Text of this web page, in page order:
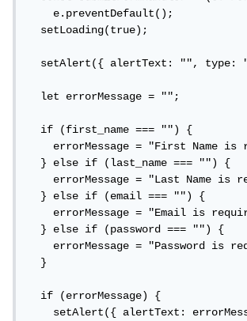
    e.preventDefault();
  setLoading(true);
  setAlert({ alertText: "", type: "" });
  let errorMessage = "";
  if (first_name === "") {
    errorMessage = "First Name is required";
  } else if (last_name === "") {
    errorMessage = "Last Name is required";
  } else if (email === "") {
    errorMessage = "Email is required";
  } else if (password === "") {
    errorMessage = "Password is required";
  }
  if (errorMessage) {
    setAlert({ alertText: errorMessage, type: